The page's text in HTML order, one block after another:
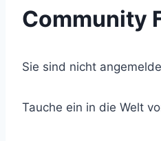
Community
Sie sind nicht
Tauche ein in die Welt